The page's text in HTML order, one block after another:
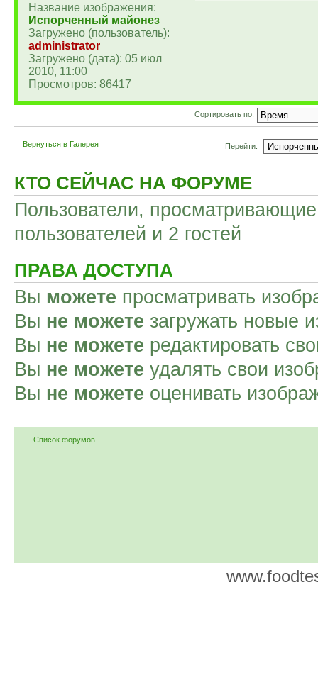
Название изображения:
Испорченный майонез
Загружено (пользователь):
administrator
Загружено (дата): 05 июл
2010, 11:00
Просмотров: 86417
Сортировать по:
Вернуться в Галерея Перейти:
КТО СЕЙЧАС НА ФОРУМЕ
Пользователи,
пользователей и 2 гостей
ПРАВА ДОСТУПА
Вы можете просматривать
Вы не можете загружать новые
Вы не можете редактировать
Вы не можете удалять свои
Вы не можете оценивать
Список форумов